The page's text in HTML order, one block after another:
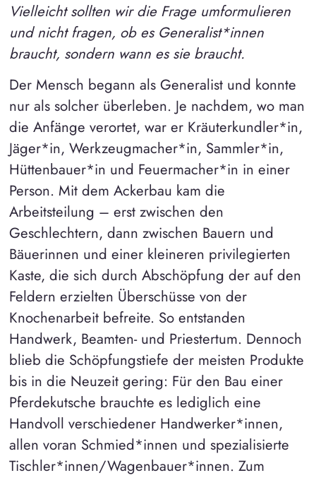
Vielleicht sollten wir die Frage umformulieren
und nicht fragen, ob es Generalist*innen
braucht, sondern wann es sie braucht.
Der Mensch begann als Generalist und konnte
nur als solcher überleben. Je nachdem, wo man
die Anfänge verortet, war er Kräuterkundler*in,
Jäger*in, Werkzeugmacher*in, Sammler*in,
Hüttenbauer*in und Feuermacher*in in einer
Person. Mit dem Ackerbau kam die
Arbeitsteilung – erst zwischen den
Geschlechtern, dann zwischen Bauern und
Bäuerinnen und einer kleineren privilegierten
Kaste, die sich durch Abschöpfung der auf den
Feldern erzielten Überschüsse von der
Knochenarbeit befreite. So entstanden
Handwerk, Beamten- und Priestertum. Dennoch
blieb die Schöpfungstiefe der meisten Produkte
bis in die Neuzeit gering: Für den Bau einer
Pferdekutsche brauchte es lediglich eine
Handvoll verschiedener Handwerker*innen,
allen voran Schmied*innen und spezialisierte
Tischler*innen/Wagenbauer*innen. Zum